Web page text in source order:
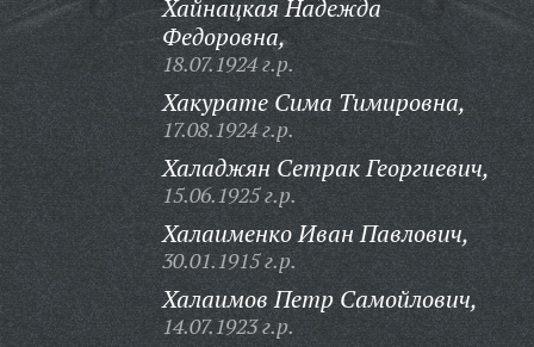
Хайнацкая Надежда
Федоровна,
18.07.1924 г.р.
Хакурате Сима Тимировна,
17.08.1924 г.р.
Халаджян Сетрак Георгиевич,
15.06.1925 г.р.
Халаименко Иван Павлович,
30.01.1915 г.р.
Халаимов Петр Самойлович,
14.07.1923 г.р.